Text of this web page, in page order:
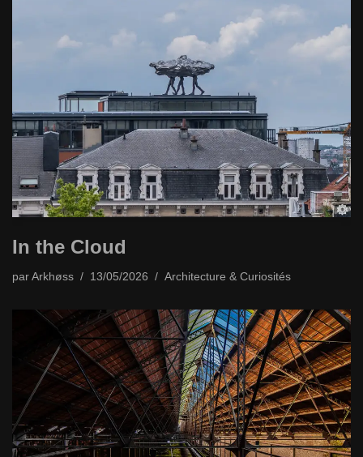
In the Cloud
par Arkhøss 13/05/2026 Architecture & Curiosités